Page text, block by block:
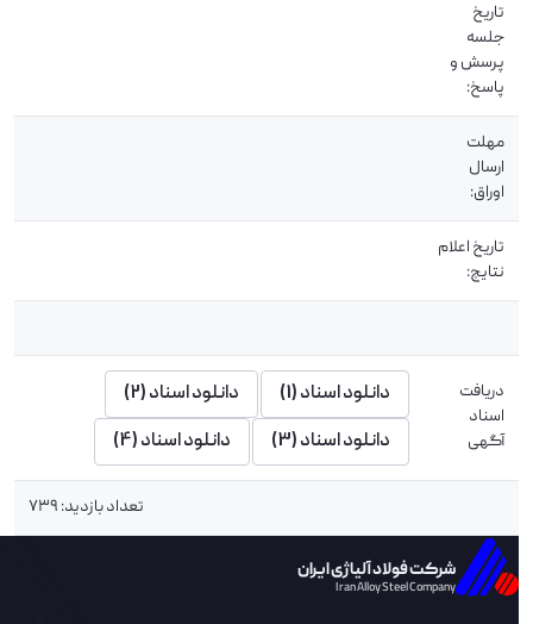
تاریخ
جلسه
پرسش و
پاسخ:
مهلت
ارسال
اوراق:
تاریخ اعلام
نتایج:
دریافت
اسناد
آگهی
دانلود اسناد (1)
دانلود اسناد (2)
دانلود اسناد (3)
دانلود اسناد (4)
تعداد بازدید: 739
شرکت فولاد آلیاژی ایران
Iran Alloy Steel Company